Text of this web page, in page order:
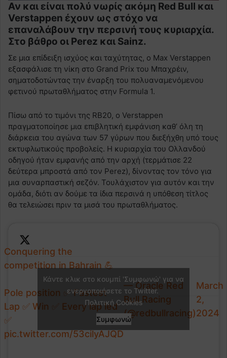
Αν και είναι πολύ νωρίς ακόμη Red Bull και
Verstappen έχουν ως στόχο να
επαναλάβουν την περσινή τους κυριαρχία.
Στο βάθρο οι Perez και Sainz.
Σε μια επίδειξη ισχύος και ταχύτητας, ο Max Verstappen
εξασφάλισε τη νίκη στο Grand Prix του Μπαχρέιν,
σηματοδοτώντας την έναρξη του πολυαναμενόμενου
φετινού πρωταθλήματος στην Formula 1.
Πίσω από το τιμόνι της RB20, ο Verstappen
πραγματοποίησε μια επιβλητική εμφάνιση καθ’ όλη τη
διάρκεια του αγώνα των 57 γύρων που διεξήχθη υπό τους
εκτυφλωτικούς προβολείς. Η κυριαρχία του Ολλανδού
οδηγού ήταν εμφανής από την αρχή (τερμάτισε 22
δεύτερα μπροστά από τον Perez), δίνοντας τον τόνο για
μια συναρπαστική σεζόν. Τουλάχιστον για αυτόν και την
ομάδα, διότι αν δούμε τα ίδια περσινά η υπόθεση τίτλος
θα τελειώσει πριν τα μισά του πρωταθλήματος.
Conquering the
competition in Bahrain 💪
Pole position ✅ Fastest
Lap ✅ Win ✅ Every lap led
✅
pic.twitter.com/53cilyAJQD
— Oracle Red
Bull Racing
(@redbullracing)
March
2,
2024
Κάντε κλικ στο κουμπί 'Συμφωνώ' για να
ενεργοποιήσετε το Twitter.
Πολιτική Cookies
Συμφωνώ